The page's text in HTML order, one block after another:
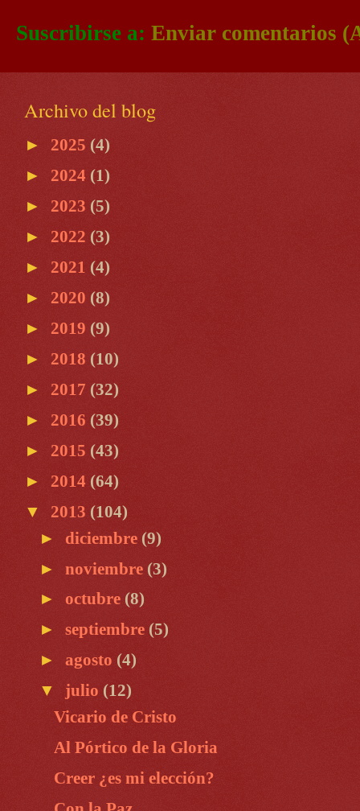
Suscribirse a: Enviar comentarios
Archivo del blog
► 2025 (4)
► 2024 (1)
► 2023 (5)
► 2022 (3)
► 2021 (4)
► 2020 (8)
► 2019 (9)
► 2018 (10)
► 2017 (32)
► 2016 (39)
► 2015 (43)
► 2014 (64)
▼ 2013 (104)
► diciembre (9)
► noviembre (3)
► octubre (8)
► septiembre (5)
► agosto (4)
▼ julio (12)
Vicario de Cristo
Al Pórtico de la Gloria
Creer ¿es mi elección?